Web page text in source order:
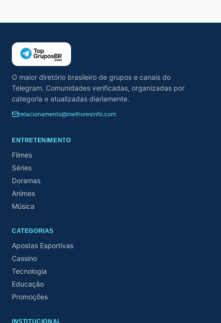
O maior diretório brasileiro de grupos e canais do
Telegram. Comunidades verificadas, organizadas por
categoria e atualizadas diariamente.
relacionamento@melhoresinfo.com
ENTRETENIMENTO
Filmes
Séries
Doramas
Animes
Música
CATEGORIAS
Apostas Esportivas
Cassino
Tecnologia
Educação
Promoções
INSTITUCIONAL